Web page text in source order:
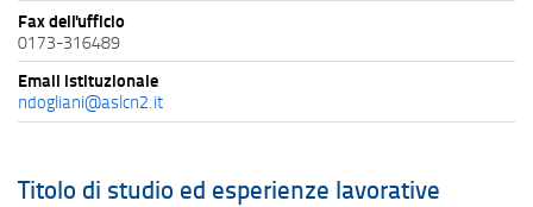
Fax dell'ufficio
0173-316489
Email istituzionale
ndogliani@aslcn2.it
Titolo di studio ed esperienze lavorative